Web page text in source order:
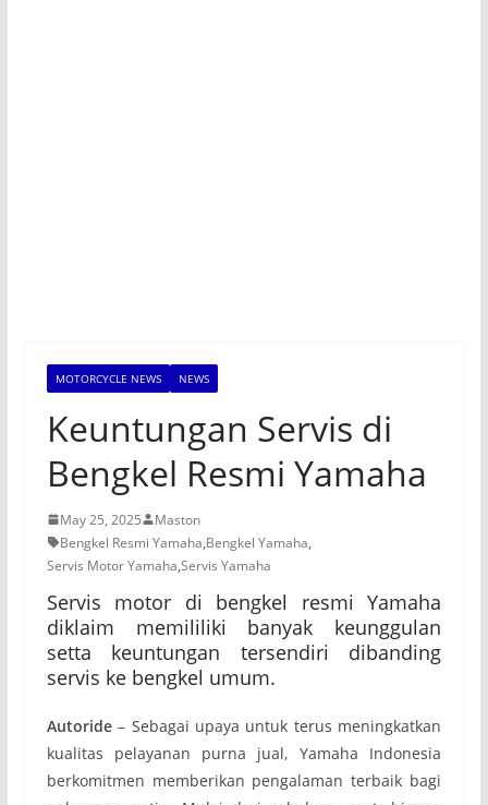
MOTORCYCLE NEWS NEWS
Keuntungan Servis di
Bengkel Resmi Yamaha
May 25, 2025
Maston
Bengkel Resmi Yamaha,Bengkel Yamaha,
Servis Motor Yamaha,Servis Yamaha
Servis motor di bengkel resmi Yamaha
diklaim memililiki banyak keunggulan
setta keuntungan tersendiri dibanding
servis ke bengkel umum.
Autoride– Sebagai upaya untuk terus meningkatkan
kualitas pelayanan purna jual, Yamaha Indonesia
berkomitmen memberikan pengalaman terbaik bagi